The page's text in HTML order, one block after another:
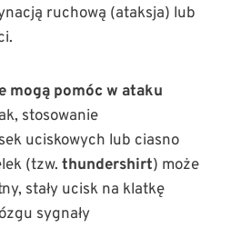
ruchową (ataksja) lub
mogą pomóc w ataku
stosowanie
uciskowych lub ciasno
(tzw. thundershirt) może
stały ucisk na klatkę
sygnały